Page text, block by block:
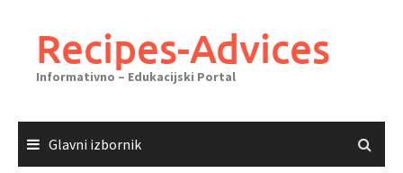
sadržajaRecipes-Advices
Informativno – Edukacijski Portal
Glavni izbornik